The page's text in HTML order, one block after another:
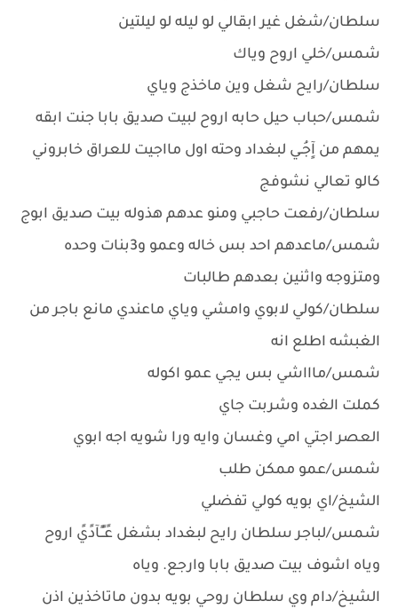
سلطان/شغل غير ابقالي لو ليله لو ليلتين
شمس/خلي اروح وياك
سلطان/رايح شغل وين ماخذج وياي
شمس/حباب حيل حابه اروح لبيت صديق بابا جنت ابقه
يمهم من آٍجُـي لبغداد وحته اول مااجيت للعراق خابروني
كالو تعالي نشوفج
سلطان/رفعت حاجبي ومنو عدهم هذوله بيت صديق ابوج
شمس/ماعدهم احد بس خاله وعمو و3بنات وحده
ومتزوجه واثنين بعدهم طالبات
سلطان/كولي لابوي وامشي وياي ماعندي مانع باجر من
الغبشه اطلع انه
شمس/ماااشي بس يجي عمو اكوله
كملت الغده وشربت جاي
العصر اجتي امي وغسان وايه ورا شويه اجه ابوي
شمس/عمو ممكن طلب
الشيخ/اي بويه كولي تفضلي
شمس/لباجر سلطان رايح لبغداد بشغل عًـًـًآدًيً اروح
وياه اشوف بيت صديق بابا وارجع. وياه
الشيخ/دام وي سلطان روحي بويه بدون ماتاخذين اذن